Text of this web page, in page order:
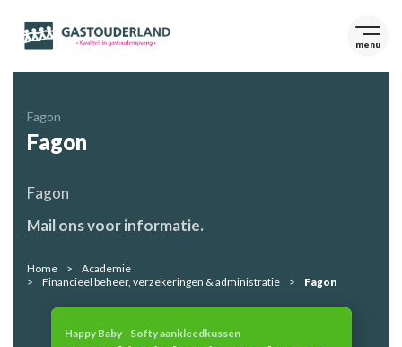
menu
Fagon
Fagon
Fagon
Mail ons voor informatie.
Home
Academie
Financieel beheer, verzekeringen & administratie
Fagon
Happy Baby - Softy aankleedkussen